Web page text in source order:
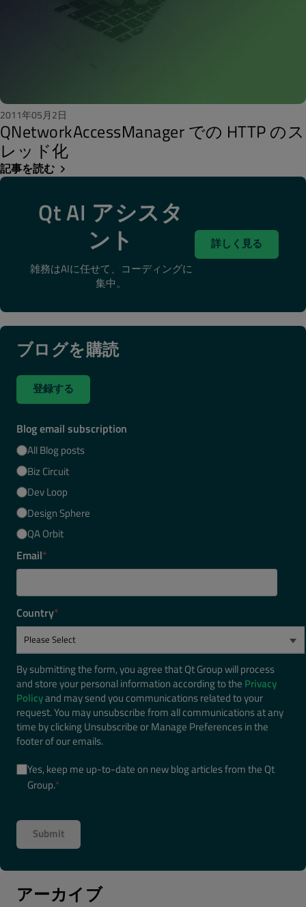
2011年05月2日
QNetworkAccessManager での HTTP のス
レッド化
記事を読む
Qt AI アシスタ
ント
雑務はAIに任せて、コーディングに
集中。
詳しく見る
ブログを購読
登録する
Blog email subscription
All Blog posts
Biz Circuit
Dev Loop
Design Sphere
QA Orbit
Email*
Country*
By submitting the form, you agree that Qt Group will process
and store your personal information according to the Privacy
Policyand may send you communications related to your
request. You may unsubscribe from all communications at any
time by clicking Unsubscribe or Manage Preferences in the
footer of our emails.
Yes, keep me up-to-date on new blog articles from the Qt
Group.*
アーカイブ